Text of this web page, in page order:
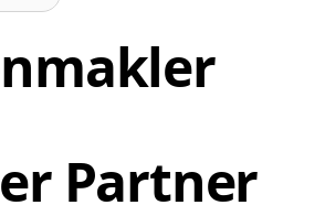
Partner